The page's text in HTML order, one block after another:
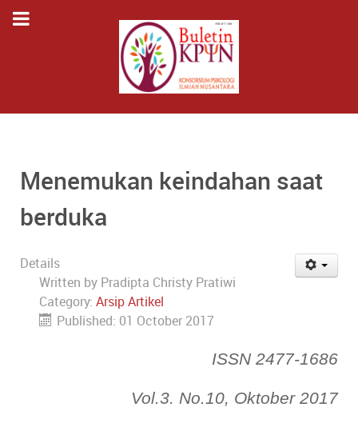
Menemukan keindahan saat
berduka
Details
Written by Pradipta Christy Pratiwi
Category: Arsip Artikel
Published: 01 October 2017
ISSN 2477-1686
Vol.3. No.10, Oktober 2017